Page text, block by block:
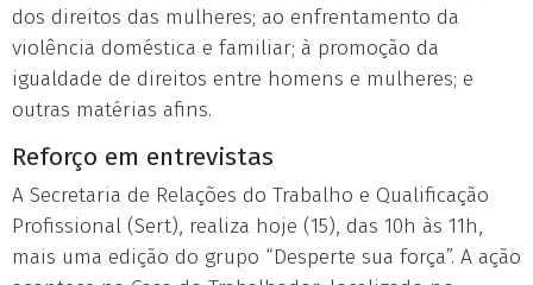
dos direitos das mulheres; ao enfrentamento da
violência doméstica e familiar; à promoção da
igualdade de direitos entre homens e mulheres; e
outras matérias afins.
Reforço em entrevistas
A Secretaria de Relações do Trabalho e Qualificação
Profissional (Sert), realiza hoje (15), das 10h às 11h,
mais uma edição do grupo “Desperte sua força”. A ação